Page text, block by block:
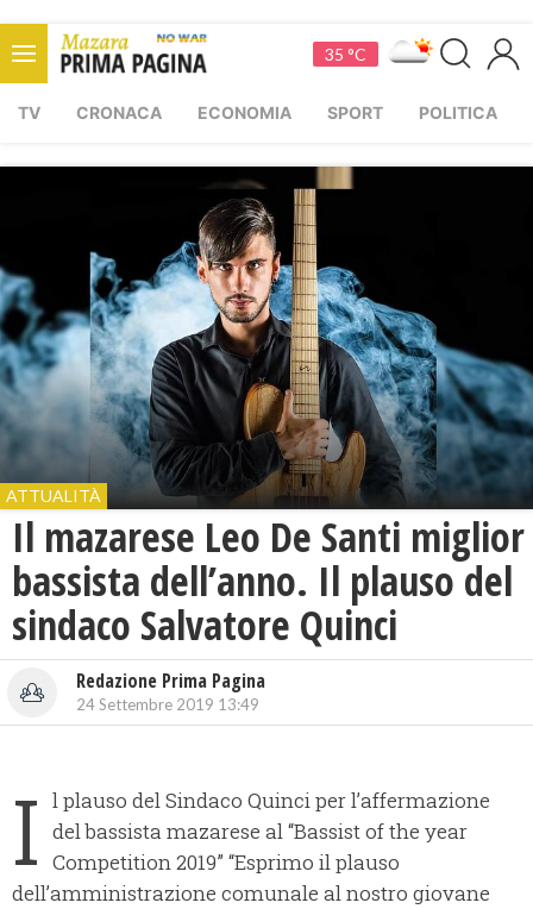
35 °C
TV CRONACA ECONOMIA SPORT POLITICA
ATTUALITÀ
Il mazarese Leo De Santi miglior
bassista dell’anno. Il plauso del
sindaco Salvatore Quinci
Redazione Prima Pagina
24 Settembre 2019 13:49
I l plauso del Sindaco Quinci per l’affermazione
del bassista mazarese al “Bassist of the year
Competition 2019” “Esprimo il plauso
dell’amministrazione comunale al nostro giovane